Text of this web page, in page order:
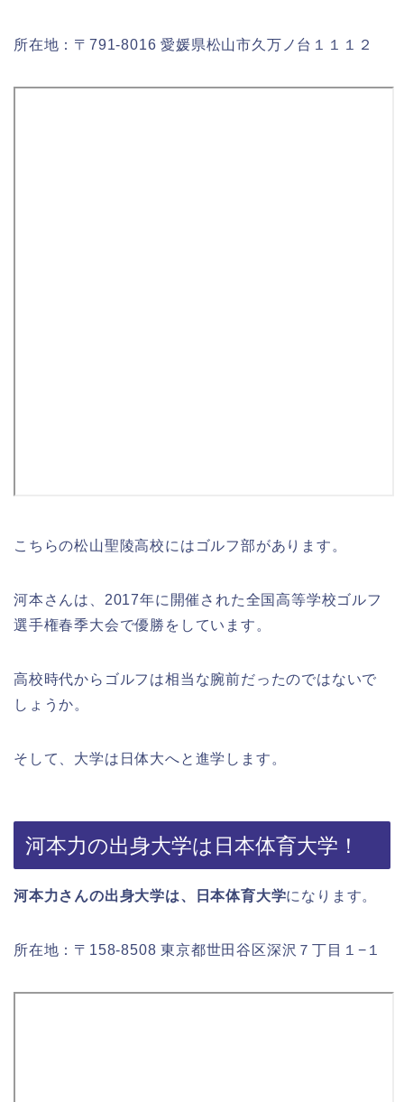
所在地：〒791-8016 愛媛県松山市久万ノ台１１１２
こちらの松山聖陵高校にはゴルフ部があります。
河本さんは、2017年に開催された全国高等学校ゴルフ
選手権春季大会で優勝をしています。
高校時代からゴルフは相当な腕前だったのではないで
しょうか。
そして、大学は日体大へと進学します。
河本力の出身大学は日本体育大学！
河本力さんの出身大学は、日本体育大学になります。
所在地：〒158-8508 東京都世田谷区深沢７丁目１−１